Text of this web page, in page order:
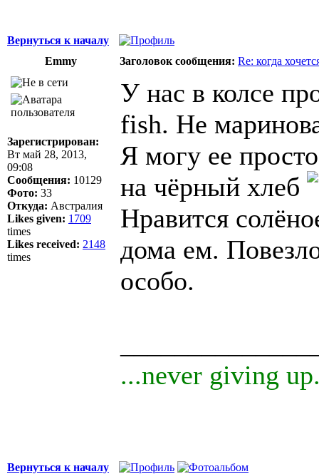
Вернуться к началу
Emmy
Заголовок сообщения: Re: когда
Зарегистрирован:
Вт май 28, 2013,
09:08
Сообщения: 10129
Фото: 33
Откуда: Австралия
Likes given: 1709
times
Likes received: 2148
times
У нас в колсе
fish. Не
Я могу ее
на чёрный хлеб
Нравится
дома ем.
особо.
...never giving
Вернуться к началу